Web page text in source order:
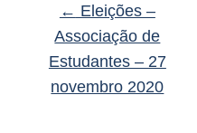
← Eleições –
Associação de
Estudantes – 27
novembro 2020